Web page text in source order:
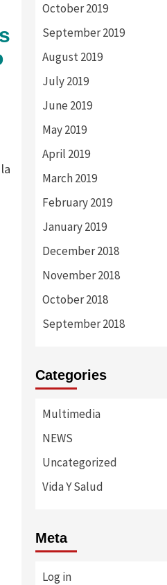
October 2019
September 2019
August 2019
July 2019
June 2019
May 2019
April 2019
March 2019
February 2019
January 2019
December 2018
November 2018
October 2018
September 2018
Categories
Multimedia
NEWS
Uncategorized
Vida Y Salud
Meta
Log in